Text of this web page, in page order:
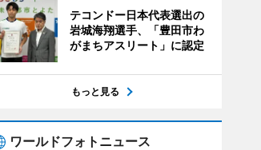
テコンドー日本代表選出の
岩城海翔選手、「豊田市わ
がまちアスリート」に認定
もっと見る
ワールドフォトニュース